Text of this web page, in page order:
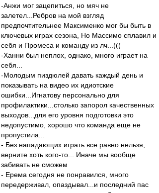
-Анжи мог зацепиться, но мяч не
залетел...Ребров на мой взгляд
предпочтительнее Максименко мог бы быть в
ключевых играх сезона, Но Массимо сплавил и
себя и Промеса и команду из лч...(((
-Ханни был неплох, однако, много играет на
себя...
-Молодым пиздюлей давать каждый день и
показывать на видео их идиотские
ошибки...Игнатову персонально для
профилактики...столько запорол качественных
выходов...для его уровня подготовки это
недопустимо, хорошо что команда еще не
пропустила...
- Без нападающих играть все равно нельзя,
верните хоть кого-то... Иначе мы вообще
забивать не сможем
- Ерема сегодня не понравился, много
передерживал, опаздывал...и последний пас